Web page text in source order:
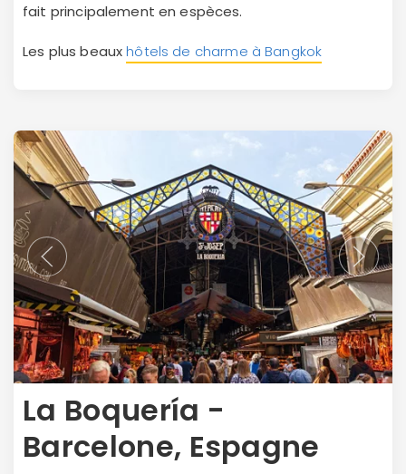
fait principalement en espèces.
Les plus beauxhôtels de charme à Bangkok
La Boquería -
Barcelone, Espagne